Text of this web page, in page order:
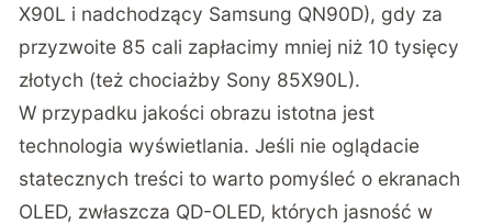
X90L i nadchodzący Samsung QN90D), gdy za
przyzwoite 85 cali zapłacimy mniej niż 10 tysięcy
złotych (też chociażby Sony 85X90L).
W przypadku jakości obrazu istotna jest
technologia wyświetlania. Jeśli nie oglądacie
statecznych treści to warto pomyśleć o ekranach
OLED, zwłaszcza QD-OLED, których jasność w